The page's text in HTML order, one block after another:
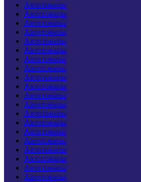
Автотовары
Автотовары
Автотовары
Автотовары
Автотовары
Автотовары
Автотовары
Автотовары
Автотовары
Автотовары
Автотовары
Автотовары
Автотовары
Автотовары
Автотовары
Автотовары
Автотовары
Автотовары
Автотовары
Автотовары